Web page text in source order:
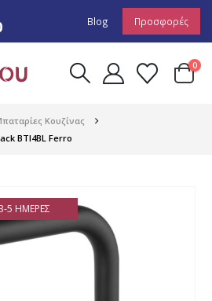
Blog Προσφορές
0
Κουζίνας
BTI4BL Ferro
5 ΗΜΈΡΕΣ